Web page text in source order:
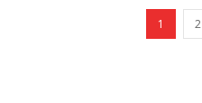
1 2